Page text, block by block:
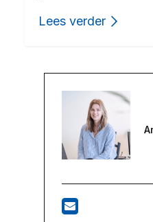
Lees verder